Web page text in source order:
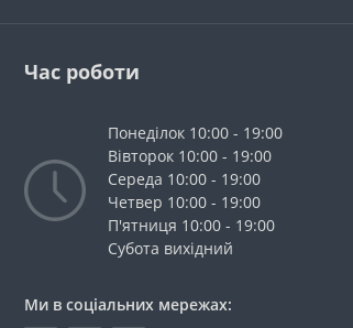
Час роботи
Понеділок 10:00 - 19:00
Вівторок 10:00 - 19:00
Середа 10:00 - 19:00
Четвер 10:00 - 19:00
П'ятниця 10:00 - 19:00
Cубота вихідний
Ми в соціальних мережах: